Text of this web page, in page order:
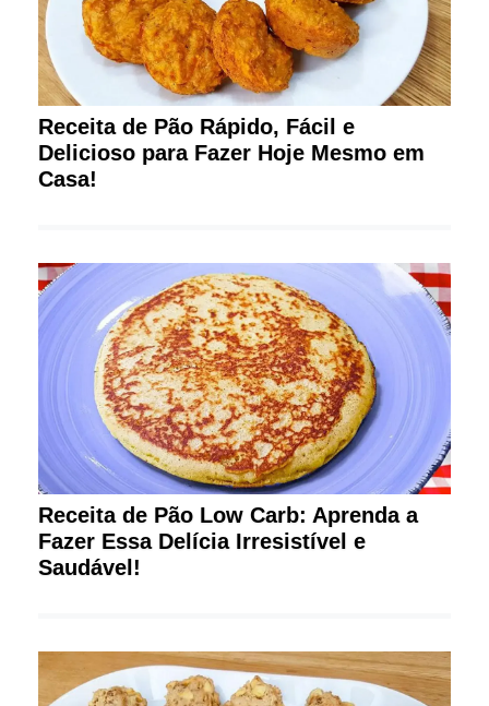
Receita de Pão Rápido, Fácil e
Delicioso para Fazer Hoje Mesmo em
Casa!
Receita de Pão Low Carb: Aprenda a
Fazer Essa Delícia Irresistível e
Saudável!